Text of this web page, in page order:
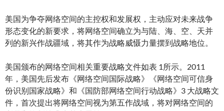
美国为争夺网络空间的主控权和发展权，主动应对未来战争
形态变化的新要求，将网络空间确立为与陆、海、空、天并
列的新兴作战疆域，将其作为战略威慑力量摆到战略地位。
美国颁布的网络空间相关重要战略文件如表 1所示。2011
年，美国先后发布《网络空间国际战略》《网络空间可信身
份识别国家战略》和《国防部网络空间行动战略》3 大战略文
件，首次提出将网络空间视为第五作战域，将对网络空间的